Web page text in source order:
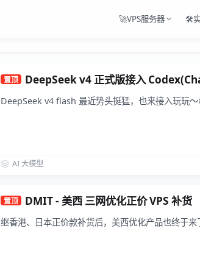
🚀VPS服务器 🛠️
置顶 DeepSeek v4 正式版接入
DeepSeek v4 flash 最近势头挺猛，也来接入玩玩～
AI 大模型
置顶 DMIT - 美西 三网优化正价 VPS 补货
继香港、日本正价款补货后，美西优化产品也终于来